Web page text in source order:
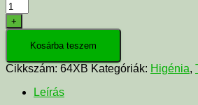
+
Kosárba teszem
Cikkszám: 64XB Kategóriák: Higénia,
Leírás